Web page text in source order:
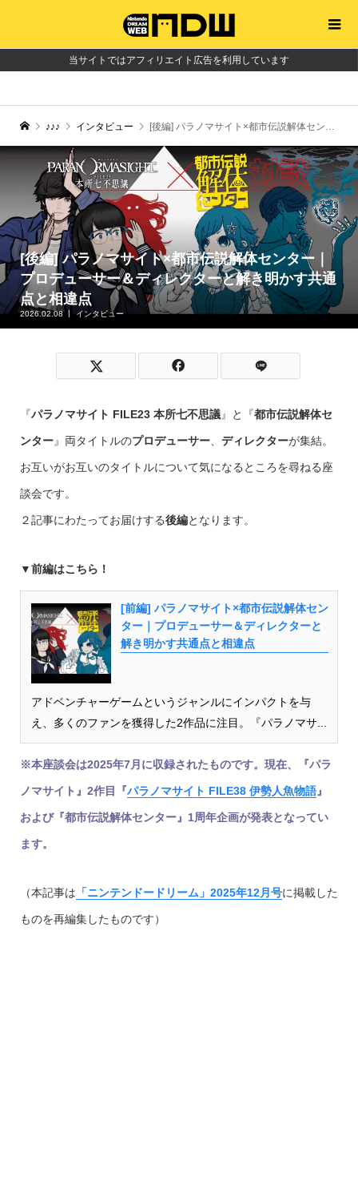
当サイトではアフィリエイト広告を利用しています
♪♪♪ インタビュー [後編] パラノマサイト×都市伝説解体センター｜プロデューサー＆ディレクターと解き明かす共通点と相違点
[後編] パラノマサイト×都市伝説解体センター｜
プロデューサー＆ディレクターと解き明かす共通
点と相違点
2026.02.08 インタビュー
『パラノマサイト FILE23 本所七不思議』と『都市伝説解体セ
ンター』両タイトルのプロデューサー、 ディレクターが集結。
お互いがお互いのタイトルについて気になるところを尋ねる座
談会です。
２記事にわたってお届けする後編となります。
▼前編はこちら！
[前編] パラノマサイト×都市伝説解体セン
ター｜プロデューサー＆ディレクターと
解き明かす共通点と相違点
アドベンチャーゲームというジャンルにインパクトを与
え、多くのファンを獲得した2作品に注目。『パラノマサ...
※本座談会は2025年7月に収録されたものです。現在、『パラ
ノマサイト』2作目『パラノマサイト FILE38 伊勢人魚物語』
および『都市伝説解体センター』1周年企画が発表となってい
ます。
（本記事は 「ニンテンドードリーム」2025年12月号に掲載した
ものを再編集したものです）